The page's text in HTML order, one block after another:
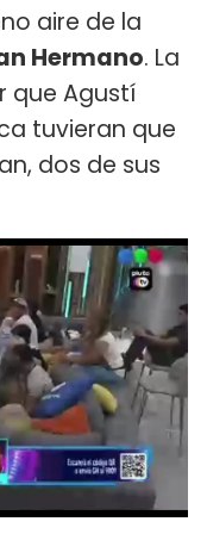
aire de la
Hermano. La
que Agustí
tuvieran que
dos de sus